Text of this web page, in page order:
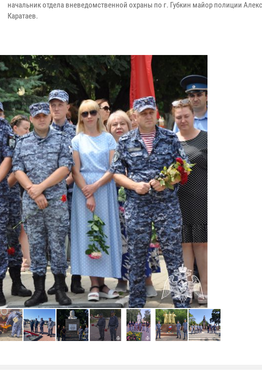
начальник отдела вневедомственной охраны по г. Губкин майор полиции
Каратаев.